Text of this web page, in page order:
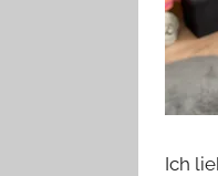
Ich